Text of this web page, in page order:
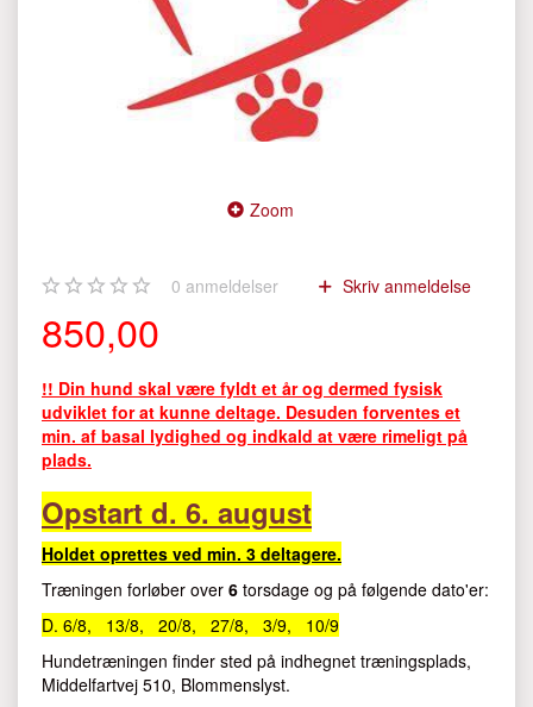
Zoom
0 anmeldelser Skriv anmeldelse
850,00
!! Din hund skal være fyldt et år og dermed fysisk
udviklet for at kunne deltage. Desuden forventes et
min. af basal lydighed og indkald at være rimeligt på
plads.
Opstart d. 6. august
Holdet oprettes ved min. 3 deltagere.
Træningen forløber over 6 torsdage og på følgende dato'er:
D. 6/8, 13/8, 20/8, 27/8, 3/9, 10/9
Hundetræningen finder sted på indhegnet træningsplads,
Middelfartvej 510, Blommenslyst.